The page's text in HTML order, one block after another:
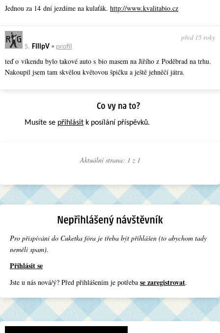
Jednou za 14 dní jezdíme na kulaťák. http://www.kvalitabio.cz
5. FilipV • profil
před 15 roky
teď o víkendu bylo takové auto s bio masem na Jiřího z Poděbrad na trhu.
Nakoupil jsem tam skvělou květovou špičku a ještě jehněčí játra.
Musíte se přihlásit k posílání příspěvků.
Aktuální strana: 1 z 1
Pro přispívání do Cuketka fóra je třeba být přihlášen (to abychom tady
neměli spam).
Přihlásit se
Jste u nás nová/ý? Před přihlášením je potřeba se zaregistrovat.